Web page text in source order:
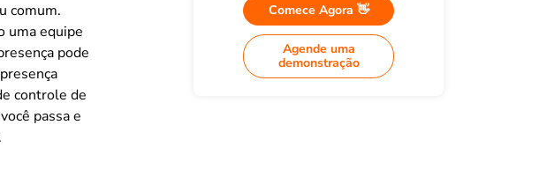
comum.
uma equipe
pode
controle de
passa e
Comece Agora 👋
Agende uma
demonstração